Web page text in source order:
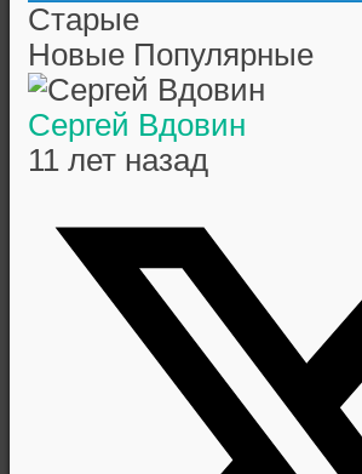
Старые
Новые Популярные
Сергей Вдовин
11 лет назад